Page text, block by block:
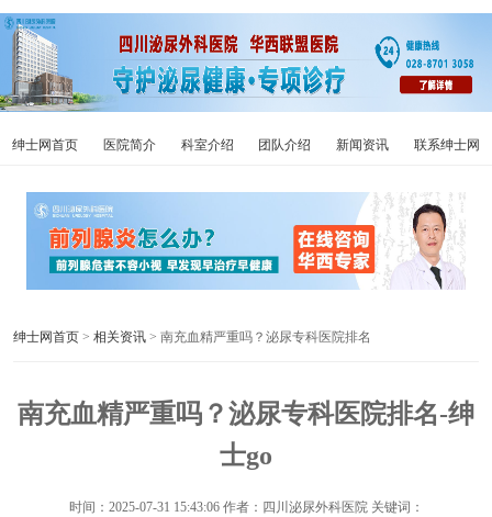
绅士网首页 医院简介 科室介绍 团队介绍 新闻资讯 联系绅士网
绅士网首页 > 相关资讯 > 南充血精严重吗？泌尿专科医院排名
南充血精严重吗？泌尿专科医院排名-绅
士go
时间： 2025-07-31 15:43:06作者：四川泌尿外科医院 关键词：